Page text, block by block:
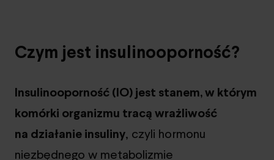
Czym jest insulinooporność?
Insulinooporność (IO) jest stanem, w którym
komórki organizmu tracą wrażliwość
na działanie insuliny, czyli hormonu
niezbędnego w metabolizmie